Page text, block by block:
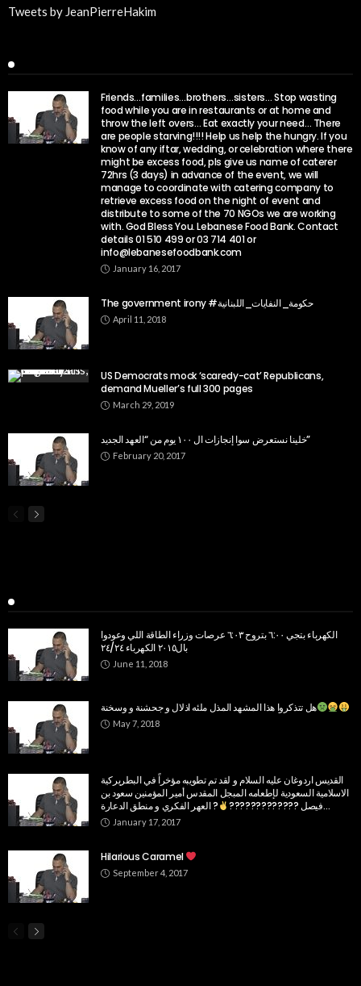
Tweets by JeanPierreHakim
Friends…families…brothers…sisters… Stop wasting
food while you are in restaurants or at home and
throw the left overs… Eat exactly your need… There
are people starving!!!! Help us help the hungry. If you
know of any iftar, wedding, or celebration where there
might be excess food, pls give us name of caterer
72hrs (3 days) in advance of the event, we will
manage to coordinate with catering company to
retrieve excess food on the night of event and
distribute to some of the 70 NGOs we are working
with. God Bless You. Lebanese Food Bank. Contact
details 01 510 499 or 03 714 401 or
info@lebanesefoodbank.com
January 16, 2017
The government irony #حكومة_النفايات_اللبنانية
April 11, 2018
US Democrats mock ‘scaredy-cat’ Republicans,
demand Mueller’s full 300 pages
March 29, 2019
خلينا نستعرض سوا إنجازات ال ١٠٠ يوم من “العهد الجديد”
February 20, 2017
الكهرباء بتجي ٦:٠٠ بتروح ٦:٠٣ عرصات وزراء الطاقة اللي وعودوا
بال٢٠١٥ الكهرباء ٢٤/٢٤
June 11, 2018
هل تتذكروا هذا المشهد المذل ملئه اذلال و جحشنة و وسخنة
May 7, 2018
القديس اردوغان عليه السلام و لقد تم تطويبه مؤخراً في البطريركية
الاسلامية السعودية لإطعامه المبجل المقدس أمير المؤمنين سعود بن
فيصل ?????????????
? العهر الفكري و منطق الدعارة…
January 17, 2017
Hilarious Caramel
September 4, 2017